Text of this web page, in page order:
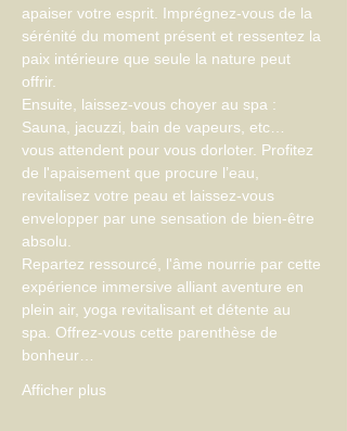
apaiser votre esprit. Imprégnez-vous de la
sérénité du moment présent et ressentez la
paix intérieure que seule la nature peut
offrir.
Ensuite, laissez-vous choyer au spa :
Sauna, jacuzzi, bain de vapeurs, etc…
vous attendent pour vous dorloter. Profitez
de l'apaisement que procure l’eau,
revitalisez votre peau et laissez-vous
envelopper par une sensation de bien-être
absolu.
Repartez ressourcé, l'âme nourrie par cette
expérience immersive alliant aventure en
plein air, yoga revitalisant et détente au
spa. Offrez-vous cette parenthèse de
bonheur…
Afficher plus